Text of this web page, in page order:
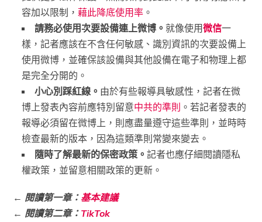
容加以限制，藉此降底使用率 。
請務必使用次要設備連上微博。就像使用微信一
樣，記者應該在不含任何敏感、識別資訊的次要設備上
使用微博，並確保該設備與其他設備在電子和物理上都
是完全分開的。
小心別踩紅線。 由於有些報導具敏感性，記者在微
博上發表內容前應特別留意中共的準則 。若記者發表的
報導必須留在微博上，則應盡量遵守這些準則，並時時
檢查最新的版本，因為這類準則常變來變去。
隨時了解最新的保密政策。記者也應仔細閱讀隱私
權政策，並留意相關政策的更新。
← 閱讀第一章： 基本建議
← 閱讀第二章： TikTok